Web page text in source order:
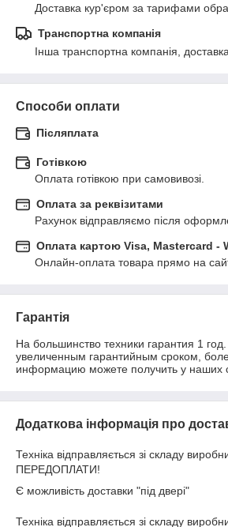
Доставка кур'єром за тарифами
Транспортна компанія
Інша транспортна компанія,
Способи оплати
Післяплата
Готівкою
Оплата готівкою при самовивозі.
Оплата за реквізитами
Рахунок відправляємо після
Оплата картою Visa, Mastercard -
Онлайн-оплата товара прямо на
Гарантія
На большинство техники гарантия 1
увеличенным гарантийным сроком,
информацию можете получить у наших
Додаткова інформація про
Техніка відправляється зі складу
ПЕРЕДОПЛАТИ!
Є можливість доставки "під двері"
Техніка відправляється зі складу